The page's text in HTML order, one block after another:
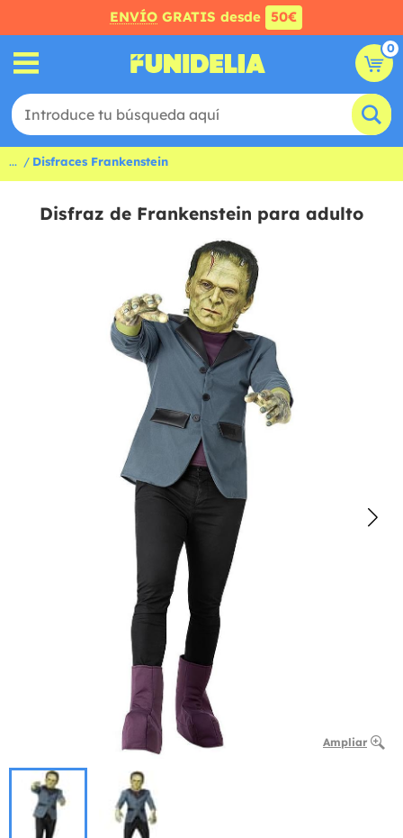
ENVÍO GRATIS desde 50€
0
... Disfraces Frankenstein
Disfraz de Frankenstein para adulto
Ampliar